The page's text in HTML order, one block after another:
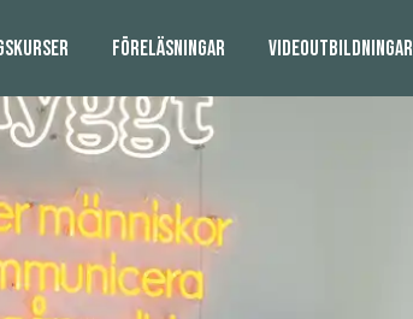
FÖRELÄSNINGAR VIDEOUTBILDNINGAR